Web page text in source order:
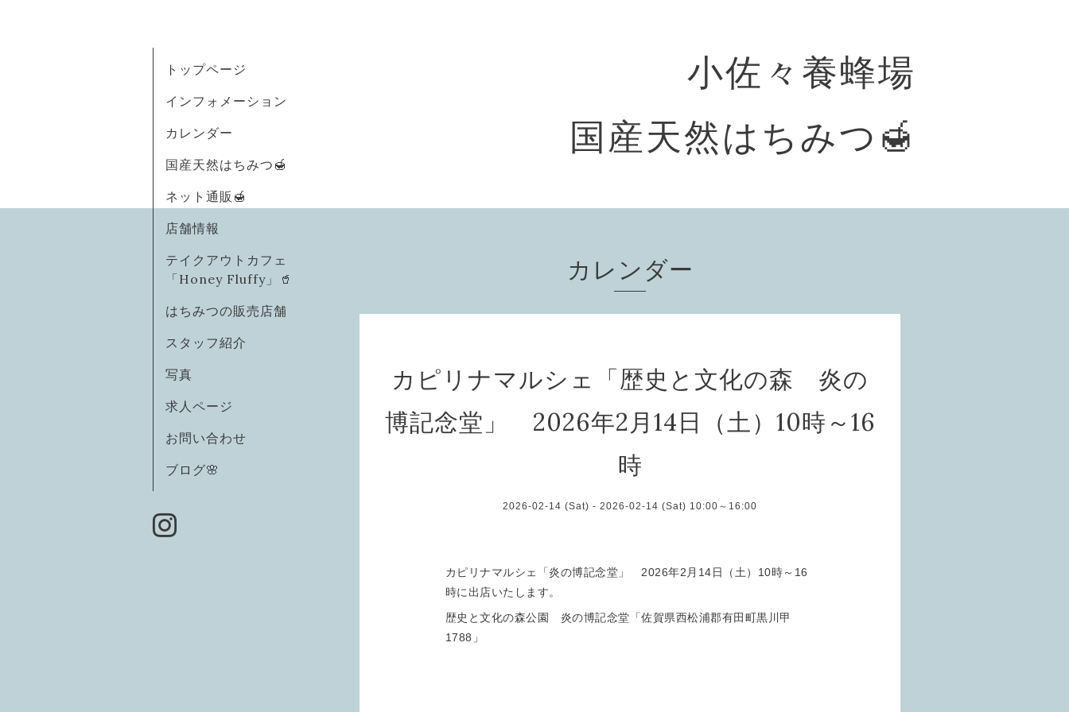
小佐々養蜂場
国産天然はちみつ🍯
トップページ
インフォメーション
カレンダー
国産天然はちみつ🍯
ネット通販🍯
店舗情報
テイクアウトカフェ
「Honey Fluffy」🥤
はちみつの販売店舗
スタッフ紹介
写真
求人ページ
お問い合わせ
ブログ🌸
カレンダー
カピリナマルシェ「歴史と文化の森 炎の
博記念堂」 2026年2月14日（土）10時～16
時
2026-02-14 (Sat) - 2026-02-14 (Sat) 10:00～16:00
カピリナマルシェ「炎の博記念堂」 2026年2月14日（土）10時～16
時に出店いたします。
歴史と文化の森公園 炎の博記念堂「佐賀県西松浦郡有田町黒川甲
1788」